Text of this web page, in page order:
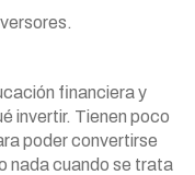
financiera y
invertir. Tienen poco
poder convertirse
nada cuando se trata